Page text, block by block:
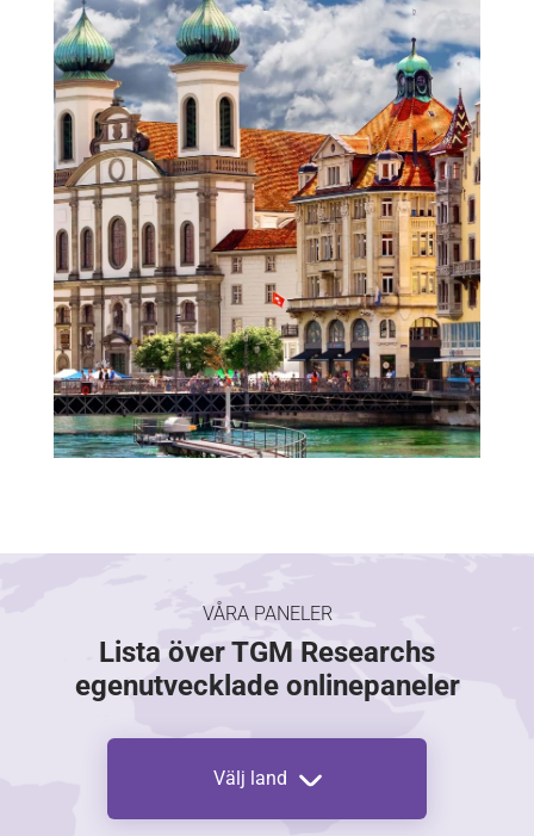
VÅRA PANELER
Lista över TGM Researchs
egenutvecklade onlinepaneler
Välj land